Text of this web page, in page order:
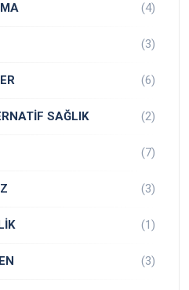
(4)
(3)
(6)
SAĞLIK (2)
(7)
(3)
(1)
(3)